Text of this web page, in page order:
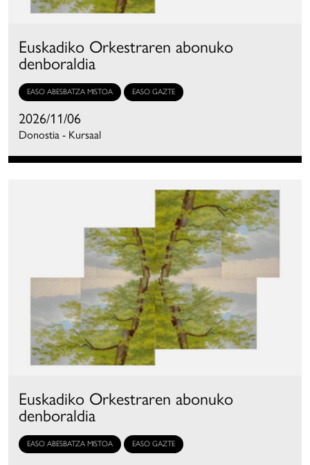
Euskadiko Orkestraren abonuko
denboraldia
EASO ABESBATZA MISTOA EASO GAZTE
2026/11/06
Donostia - Kursaal
Euskadiko Orkestraren abonuko
denboraldia
EASO ABESBATZA MISTOA EASO GAZTE